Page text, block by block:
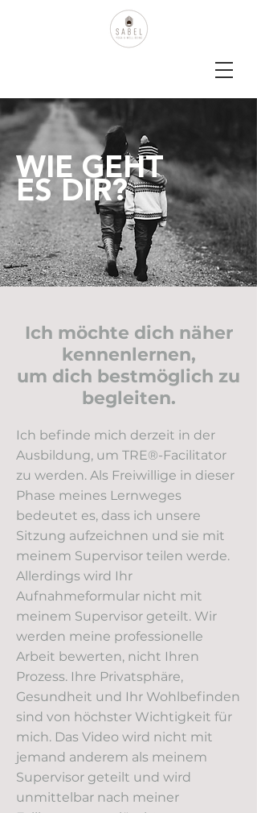
WIE GEHT
ES DIR?
Ich möchte dich näher
kennenlernen,
um dich bestmöglich zu
begleiten.
Ich befinde mich derzeit in der
Ausbildung, um TRE®-Facilitator
zu werden. Als Freiwillige in dieser
Phase meines Lernweges
bedeutet es, dass ich unsere
Sitzung aufzeichnen und sie mit
meinem Supervisor teilen werde.
Allerdings wird Ihr
Aufnahmeformular nicht mit
meinem Supervisor geteilt. Wir
werden meine professionelle
Arbeit bewerten, nicht Ihren
Prozess. Ihre Privatsphäre,
Gesundheit und Ihr Wohlbefinden
sind von höchster Wichtigkeit für
mich. Das Video wird nicht mit
jemand anderem als meinem
Supervisor geteilt und wird
unmittelbar nach meiner